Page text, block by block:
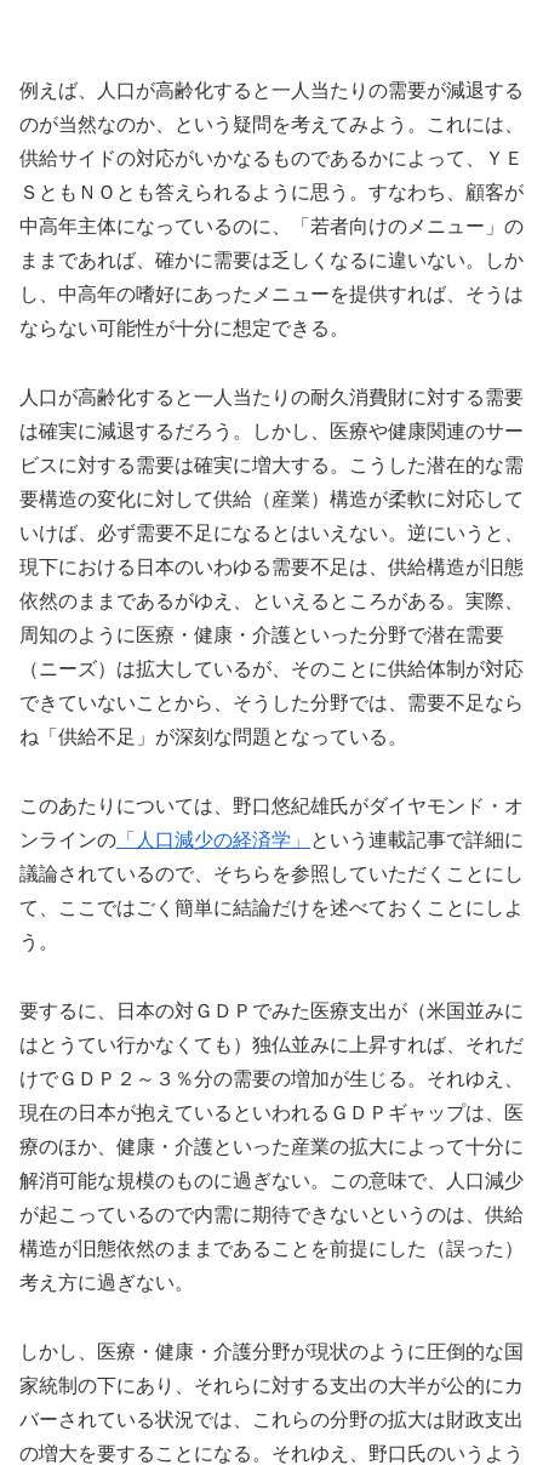
例えば、人口が高齢化すると一人当たりの需要が減退する
のが当然なのか、という疑問を考えてみよう。これには、
供給サイドの対応がいかなるものであるかによって、ＹＥ
ＳともＮＯとも答えられるように思う。すなわち、顧客が
中高年主体になっているのに、「若者向けのメニュー」の
ままであれば、確かに需要は乏しくなるに違いない。しか
し、中高年の嗜好にあったメニューを提供すれば、そうは
ならない可能性が十分に想定できる。
人口が高齢化すると一人当たりの耐久消費財に対する需要
は確実に減退するだろう。しかし、医療や健康関連のサー
ビスに対する需要は確実に増大する。こうした潜在的な需
要構造の変化に対して供給（産業）構造が柔軟に対応して
いけば、必ず需要不足になるとはいえない。逆にいうと、
現下における日本のいわゆる需要不足は、供給構造が旧態
依然のままであるがゆえ、といえるところがある。実際、
周知のように医療・健康・介護といった分野で潜在需要
（ニーズ）は拡大しているが、そのことに供給体制が対応
できていないことから、そうした分野では、需要不足なら
ね「供給不足」が深刻な問題となっている。
このあたりについては、野口悠紀雄氏がダイヤモンド・オ
ンラインの 「人口減少の経済学」
という連載記事で詳細に
議論されているので、そちらを参照していただくことにし
て、ここではごく簡単に結論だけを述べておくことにしよ
う。
要するに、日本の対ＧＤＰでみた医療支出が（米国並みに
はとうてい行かなくても）独仏並みに上昇すれば、それだ
けでＧＤＰ２～３％分の需要の増加が生じる。それゆえ、
現在の日本が抱えているといわれるＧＤＰギャップは、医
療のほか、健康・介護といった産業の拡大によって十分に
解消可能な規模のものに過ぎない。この意味で、人口減少
が起こっているので内需に期待できないというのは、供給
構造が旧態依然のままであることを前提にした（誤った）
考え方に過ぎない。
しかし、医療・健康・介護分野が現状のように圧倒的な国
家統制の下にあり、それらに対する支出の大半が公的にカ
バーされている状況では、これらの分野の拡大は財政支出
の増大を要することになる。それゆえ、野口氏のいうよう